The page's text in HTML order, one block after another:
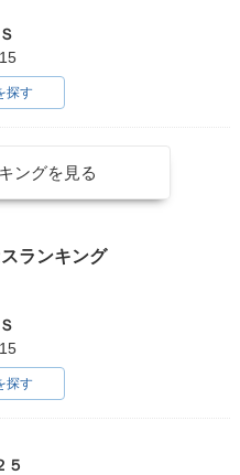
探す
ングを見る
ランキング
探す
５